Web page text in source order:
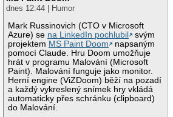
dnes 12:44 | Humor
Mark Russinovich (CTO v Microsoft
Azure) se na LinkedIn pochlubil
svým
projektem MS Paint Doom
napsaným
pomocí Claude. Hru Doom umožňuje
hrát v programu Malování (Microsoft
Paint). Malování funguje jako monitor.
Herní engine (ViZDoom) běží na pozadí
a každý vykreslený snímek hry vkládá
automaticky přes schránku (clipboard)
do Malování.